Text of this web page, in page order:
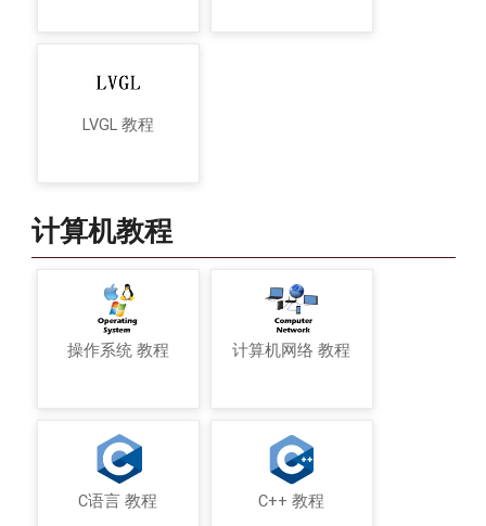
LVGL 教程
计算机教程
操作系统 教程 计算机网络 教程
C语言 教程 C++ 教程